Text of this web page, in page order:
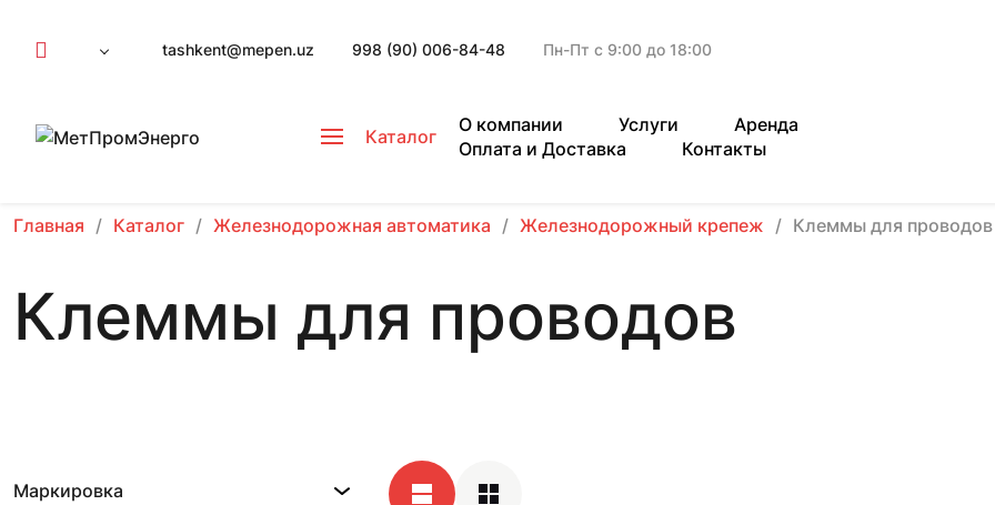
tashkent@mepen.uz 998 (90) 006-84-48 Пн-Пт с 9:00 до 18:00
Каталог
О компании Услуги
Аренда
Оплата и Доставка
Контакты
Главная Каталог Железнодорожная автоматика Железнодорожный крепеж Клеммы для проводов
Клеммы для проводов
Маркировка